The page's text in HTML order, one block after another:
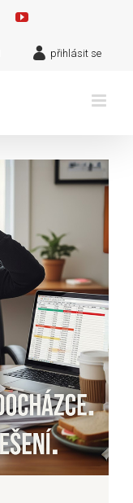
YouTube
přihlásit se